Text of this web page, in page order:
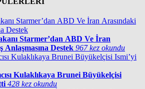
Starmer’dan ABD Ve İran
Anlaşmasına Destek 967 kez okundu
Kulaklıkaya Brunei Büyükelçisi
428 kez okundu